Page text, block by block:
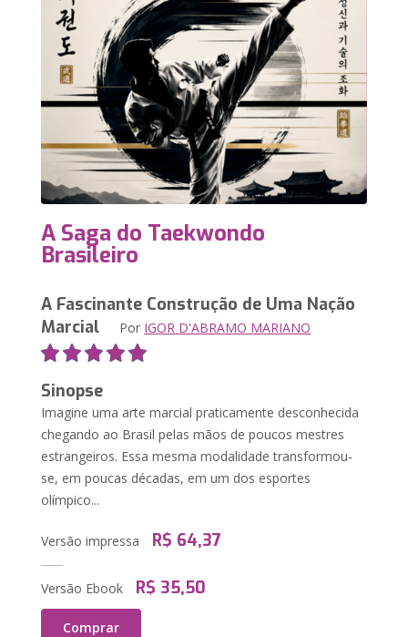
A Saga do Taekwondo
Brasileiro
A Fascinante Construção de Uma Nação
Marcial Por IGOR D'ABRAMO MARIANO
Sinopse
Imagine uma arte marcial praticamente desconhecida
chegando ao Brasil pelas mãos de poucos mestres
estrangeiros. Essa mesma modalidade transformou-
se, em poucas décadas, em um dos esportes
olímpico...
Versão impressa R$ 64,37
Versão Ebook R$ 35,50
Comprar